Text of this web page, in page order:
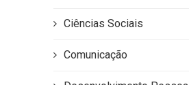
Ciências Sociais
Comunicação